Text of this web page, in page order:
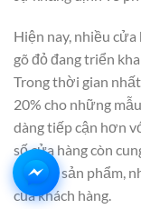
Hiện nay, nhiều
gõ đỏ đang triển
Trong thời gian
20% cho những
dàng tiếp cận hơn
số cửa hàng còn
cho các sản phẩm,
của khách hàng.